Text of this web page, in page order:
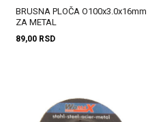
BRUSNA PLOČA O100x3.0x16mm
ZA METAL
89,00 RSD